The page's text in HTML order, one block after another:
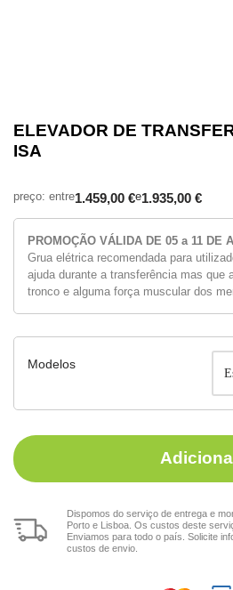
ELEVADOR DE
ISA
1.459,00 € 1.935,00 €
PROMOÇÃO VÁLIDA DE 05 a 11 DE
Grua elétrica recomendada para
ajuda durante a transferência mas que
tronco e alguma força muscular dos
Modelos
Dispomos do serviço de entrega e
Porto e Lisboa. Os custos deste
Enviamos para todo o país. Solicite
custos de envio.